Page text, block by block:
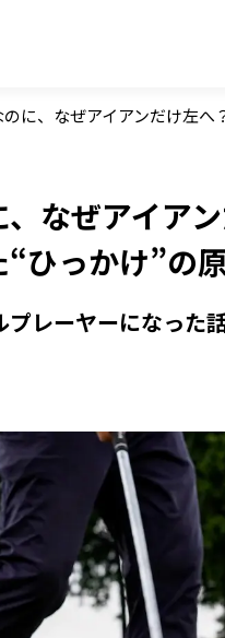
のに、なぜアイアンだけ左
、なぜアイア
ひっかけ”の
プレーヤーになった